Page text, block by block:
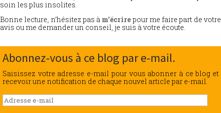
soin les plus insolites.
Bonne lecture, n’hésitez pas à m’écrire pour me faire part de votre
avis ou me demander un conseil, je suis à votre écoute.
Abonnez-vous à ce blog par e-mail.
Saisissez votre adresse e-mail pour vous abonner à ce blog et
recevoir une notification de chaque nouvel article par e-mail.
Adresse
e-